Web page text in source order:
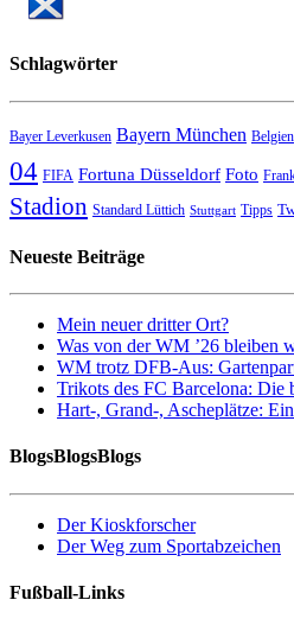
Schlagwörter
Bayer Leverkusen Bayern München Belgien
04 FIFA Fortuna Düsseldorf Foto
Stadion Standard Lüttich Stuttgart Tipps
Neueste Beiträge
Mein neuer dritter Ort?
Was von der WM ’26 bleiben
WM trotz DFB-Aus:
Trikots des FC Barcelona: Die
Hart-, Grand-, Ascheplätze:
BlogsBlogsBlogs
Der Kioskforscher
Der Weg zum Sportabzeichen
Fußball-Links